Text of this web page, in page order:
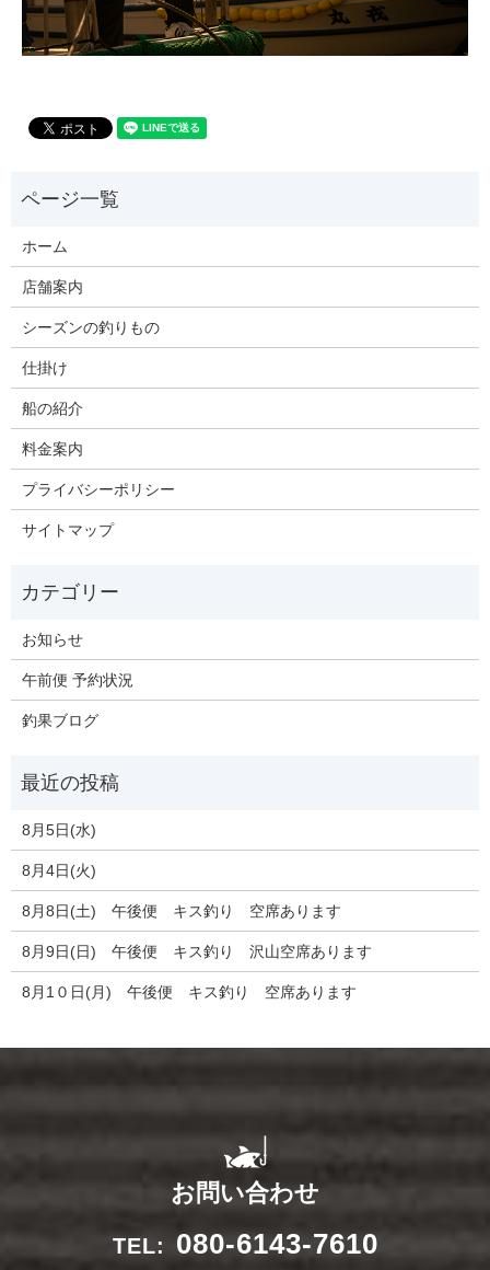
ホーム
店舗案内
シーズンの釣りもの
仕掛け
船の紹介
料金案内
プライバシーポリシー
サイトマップ
お知らせ
午前便 予約状況
釣果ブログ
8月5日(水)
8月4日(火)
8月8日(土) 午後便 キス釣り 空席あります
8月9日(日) 午後便 キス釣り 沢山空席あります
8月1０日(月) 午後便 キス釣り 空席あります
お問い合わせ
TEL: 080-6143-7610